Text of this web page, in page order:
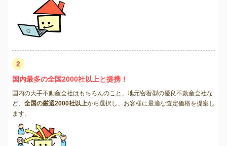
2
国内最多の全国2000社以上と提携！
国内の大手不動産会社はもちろんのこと、地元密着型の優良不動産会社な
ど、 全国の厳選2000社以上から選択し、お客様に最適な査定価格を提案し
ます。